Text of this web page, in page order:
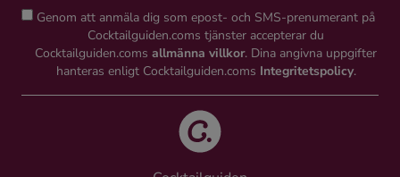
Genom att anmäla dig som epost- och SMS-prenumerant på
Cocktailguiden.coms tjänster accepterar du
Cocktailguiden.coms allmänna villkor. Dina angivna uppgifter
hanteras enligt Cocktailguiden.coms Integritetspolicy.